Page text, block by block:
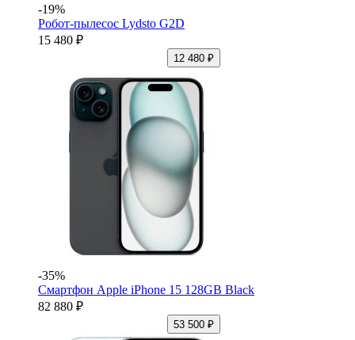
-19%
Робот-пылесос Lydsto G2D
15 480 ₽
12 480 ₽
-35%
Смартфон Apple iPhone 15 128GB Black
82 880 ₽
53 500 ₽